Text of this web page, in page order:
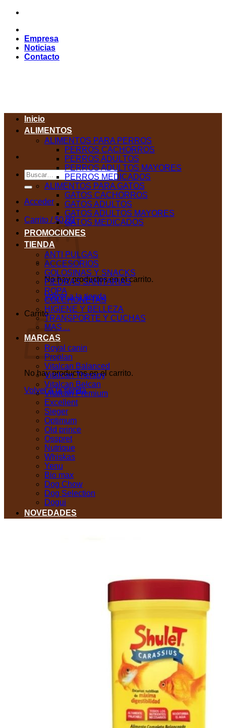
Saltar
contenido
Empresa
Noticias
Contacto
Buscar
por:
Acceder
Carrito /$0,00
No hay productos en el carrito.
Volver a la tienda
Carrito
No hay productos en el carrito.
Volver a la tienda
Inicio
ALIMENTOS
ALIMENTOS PARA PERROS
PERROS CACHORROS
PERROS ADULTOS
PERROS ADULTOS MAYORES
PERROS MEDICADOS
ALIMENTOS PARA GATOS
GATOS CACHORROS
GATOS ADULTOS
GATOS ADULTOS MAYORES
GATOS MEDICADOS
PROMOCIONES
TIENDA
ANTI PULGAS
ACCESORIOS
GOLOSINAS Y SNACKS
PIEDRAS SANITARIAS
ROPA
COLCHONETAS
HIGIENE Y BELLEZA
TRANSPORTE Y CUCHAS
MAS…
MARCAS
Royal canin
Proplan
Vitalcan Balanced
Vitalcan Therapy
Vitalcan Belcan
Vitalcan Premium
Excellent
Sieger
Optimum
Old prince
Osspret
Nutrique
Whiskas
Yenu
Bio max
Dog Chow
Dog Selection
Dogui
NOVEDADES